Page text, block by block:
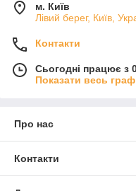
м. Київ
Лівий берег, Київ,
Контакти
Сьогодні працює з
Показати весь
Про нас
Контакти